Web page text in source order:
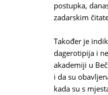
postupka,
zadarskim
Također je
dagerotipija i
akademiji u
i da su
kada su s